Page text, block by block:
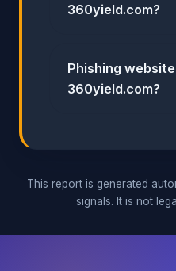
360yield.com?
Phishing
360yield.com?
This report is generated
signals. It is not